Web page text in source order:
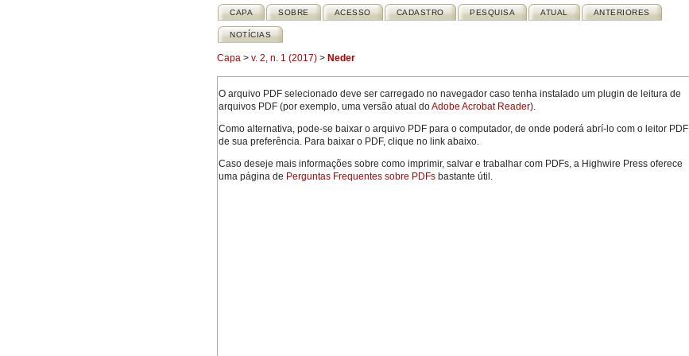
CAPA SOBRE ACESSO CADASTRO PESQUISA ATUAL ANTERIORES
NOTÍCIAS
Capa > v. 2, n. 1 (2017) > Neder
O arquivo PDF selecionado deve ser carregado no navegador caso tenha instalado um plugin de leitura de
arquivos PDF (por exemplo, uma versão atual doAdobe Acrobat Reader).
Como alternativa, pode-se baixar o arquivo PDF para o computador, de onde poderá abrí-lo com o leitor PDF
de sua preferência. Para baixar o PDF, clique no link abaixo.
Caso deseje mais informações sobre como imprimir, salvar e trabalhar com PDFs, a Highwire Press oferece
uma página de Perguntas Frequentes sobre PDFs bastante útil.